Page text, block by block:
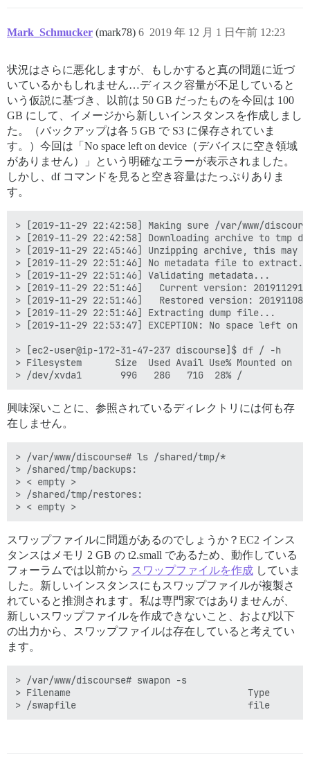
Mark_Schmucker (mark78) 2019 年 12 月 1 日午前 12:23
6
状況はさらに悪化しますが、もしかすると真の問題に近づ
いているかもしれません…ディスク容量が不足していると
いう仮説に基づき、以前は 50 GB だったものを今回は 100
GB にして、イメージから新しいインスタンスを作成しまし
た。（バックアップは各 5 GB で S3 に保存されていま
す。）今回は「No space left on device（デバイスに空き領域
がありません）」という明確なエラーが表示されました。
しかし、df コマンドを見ると空き容量はたっぷりありま
す。
> [2019-11-29 22:42:58] Making sure /var/www/
> [2019-11-29 22:42:58] Downloading archive to tmp
> [2019-11-29 22:45:46] Unzipping archive, this may
> [2019-11-29 22:51:46] No metadata file to extract.
> [2019-11-29 22:51:46] Validating metadata...
> [2019-11-29 22:51:46]   Current version:
> [2019-11-29 22:51:46]   Restored version:
> [2019-11-29 22:51:46] Extracting dump file...
> [2019-11-29 22:53:47] EXCEPTION: No space left
> [ec2-user@ip-172-31-47-237 discourse]$ df / -h
> Filesystem      Size  Used Avail Use% Mounted on
興味深いことに、参照されているディレクトリには何も存
在しません。
> /var/www/discourse# ls /shared/tmp/*
> /shared/tmp/backups:
> < empty >
> /shared/tmp/restores:
スワップファイルに問題があるのでしょうか？EC2 インス
タンスはメモリ 2 GB の t2.small であるため、動作している
フォーラムでは以前から スワップファイルを作成 していま
した。新しいインスタンスにもスワップファイルが複製さ
れていると推測されます。私は専門家ではありませんが、
新しいスワップファイルを作成できないこと、および以下
の出力から、スワップファイルは存在していると考えてい
ます。
> /var/www/discourse# swapon -s
> Filename                                Type